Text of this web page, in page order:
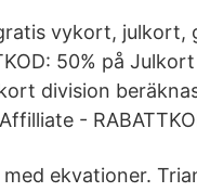
vykort, julkort,
50% på
division
-
med ekvationer.